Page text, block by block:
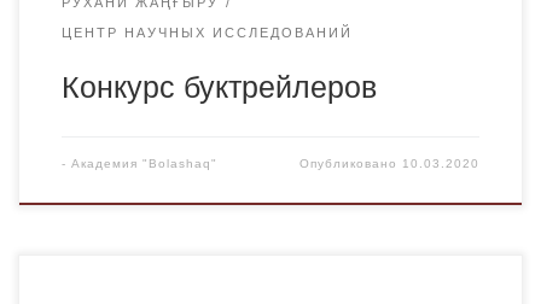
ЦЕНТР НАУЧНЫХ ИССЛЕДОВАНИЙ
Конкурс буктрейлеров
- Академия "Bolashaq" Опубликовано 10.03.2020